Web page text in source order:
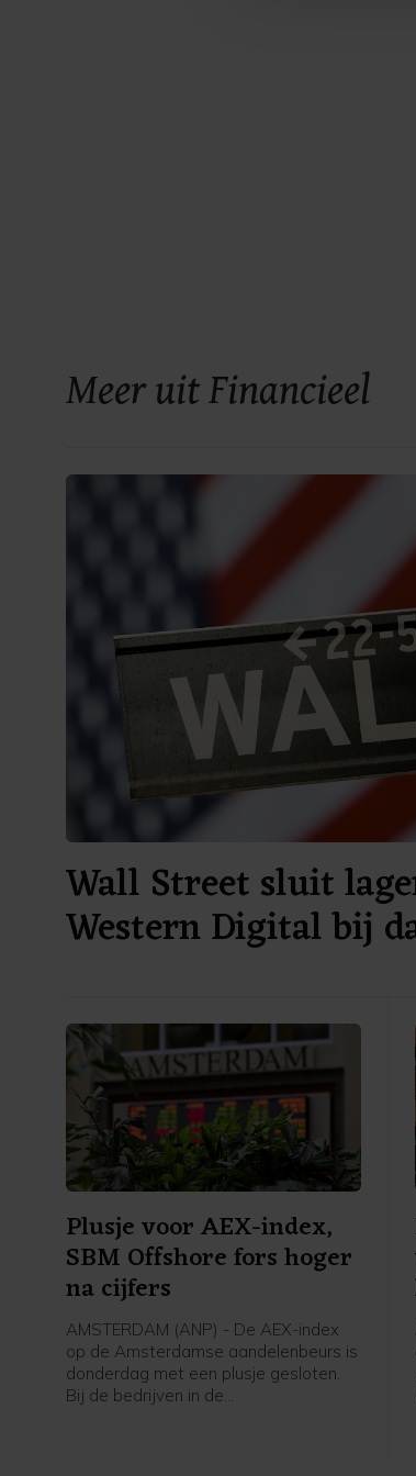
Meer uit Financieel
Wall Street sluit
Western Digital bij
Plusje voor AEX-index,
SBM Offshore fors hoger
na cijfers
AMSTERDAM (ANP) - De AEX-index
op de Amsterdamse aandelenbeurs is
donderdag met een plusje gesloten.
Bij de bedrijven in de